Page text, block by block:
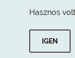
Hasznos
IGEN